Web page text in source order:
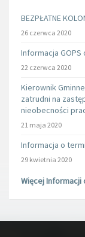
BEZPŁATNE
26 czerwca 2020
Informacja
22 czerwca 2020
Kierownik
zatrudni na
nieobecności
21 maja 2020
Informacja o
29 kwietnia 2020
Więcej Informacji